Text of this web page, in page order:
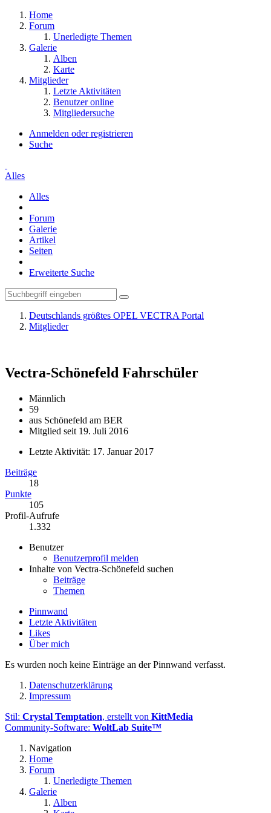
Home
Forum
Unerledigte Themen
Galerie
Alben
Karte
Mitglieder
Letzte Aktivitäten
Benutzer online
Mitgliedersuche
Anmelden oder registrieren
Suche
Alles
Alles
Forum
Galerie
Artikel
Seiten
Erweiterte Suche
Deutschlands größtes OPEL VECTRA Portal
Mitglieder
Vectra-Schönefeld Fahrschüler
Männlich
59
aus Schönefeld am BER
Mitglied seit 19. Juli 2016
Letzte Aktivität: 17. Januar 2017
Beiträge
18
Punkte
105
Profil-Aufrufe
1.332
Benutzer
Benutzerprofil melden
Inhalte von Vectra-Schönefeld suchen
Beiträge
Themen
Pinnwand
Letzte Aktivitäten
Likes
Über mich
Es wurden noch keine Einträge an der Pinnwand verfasst.
Datenschutzerklärung
Impressum
Stil: Crystal Temptation, erstellt von KittMedia
Community-Software: WoltLab Suite™
Navigation
Home
Forum
Unerledigte Themen
Galerie
Alben